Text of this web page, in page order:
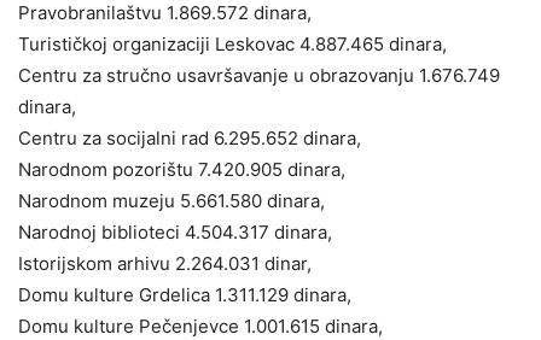
Pravobranilaštvu 1.869.572 dinara,
Turističkoj organizaciji Leskovac 4.887.465 dinara,
Centru za stručno usavršavanje u obrazovanju 1.676.749
dinara,
Centru za socijalni rad 6.295.652 dinara,
Narodnom pozorištu 7.420.905 dinara,
Narodnom muzeju 5.661.580 dinara,
Narodnoj biblioteci 4.504.317 dinara,
Istorijskom arhivu 2.264.031 dinar,
Domu kulture Grdelica 1.311.129 dinara,
Domu kulture Pečenjevce 1.001.615 dinara,